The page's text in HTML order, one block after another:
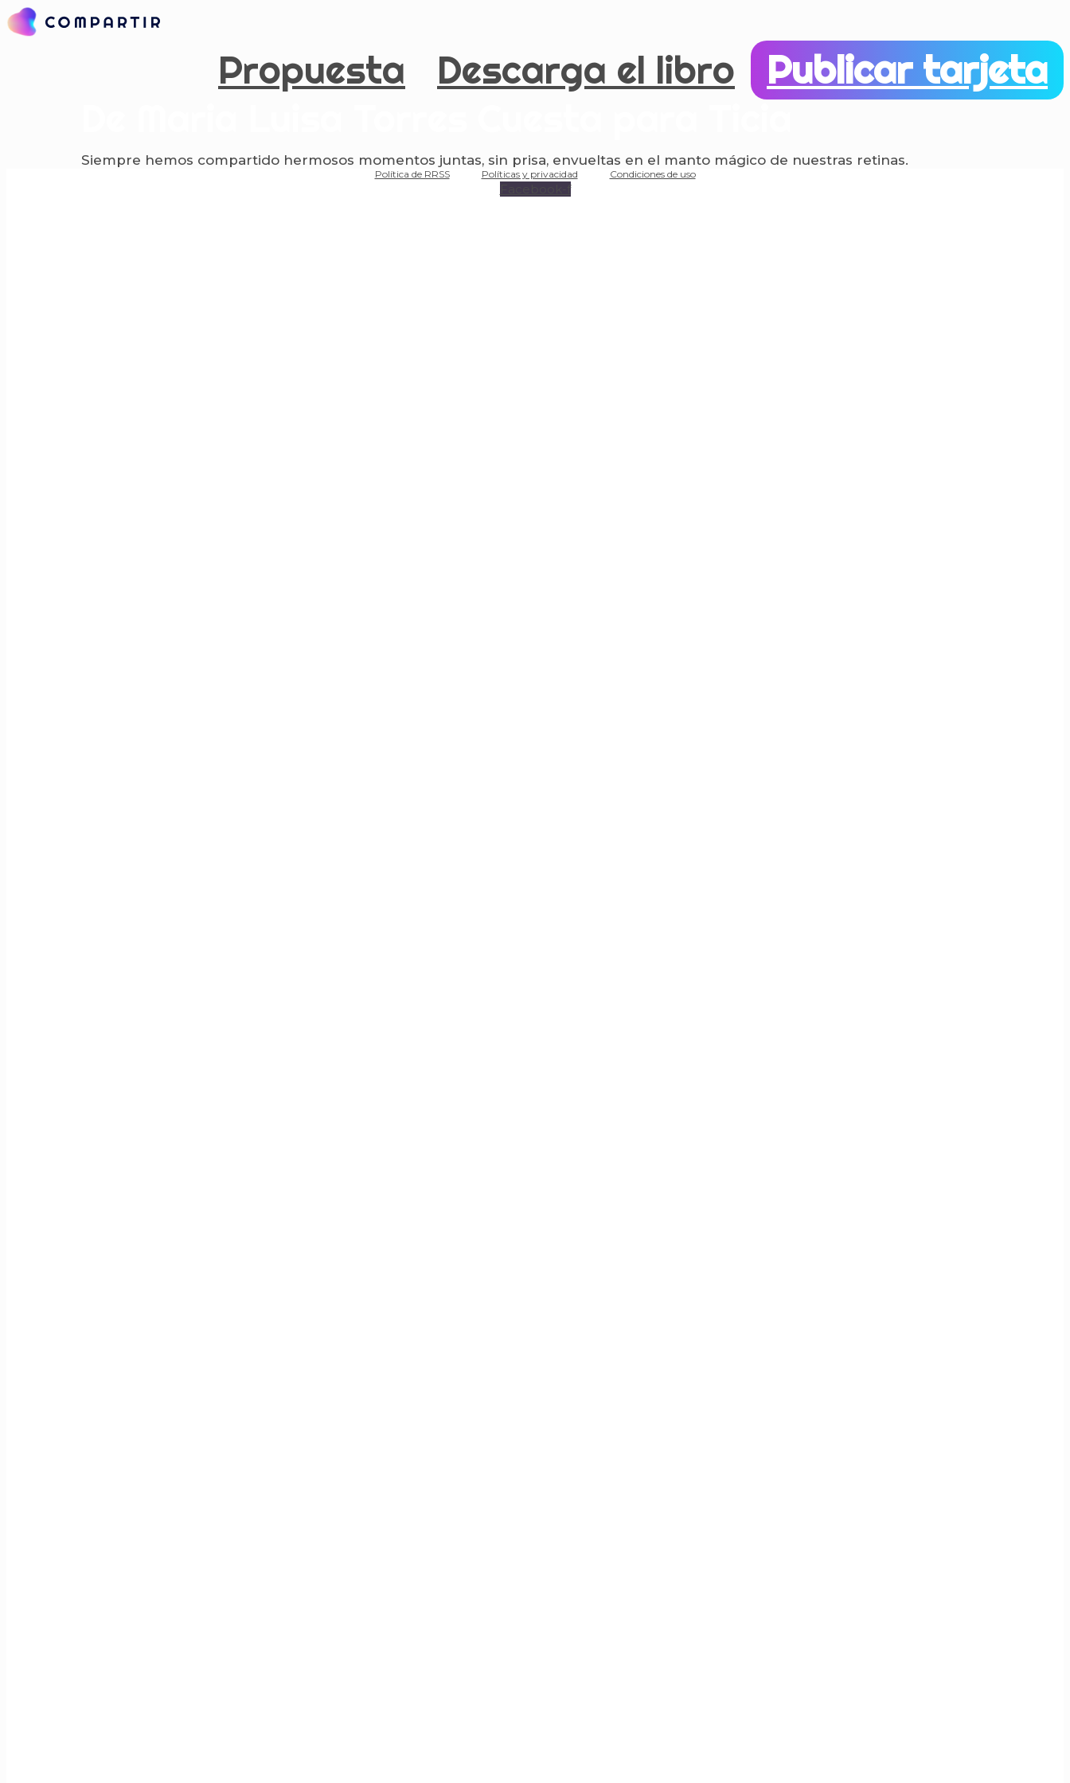
Ir
al
contenido
Propuesta Descarga el libro
Publicar tarjeta
Siempre hemos compartido hermosos momentos juntas, sin prisa, envueltas en el manto mágico de nuestras retinas.
Política de RRSS Políticas y privacidad Condiciones de uso